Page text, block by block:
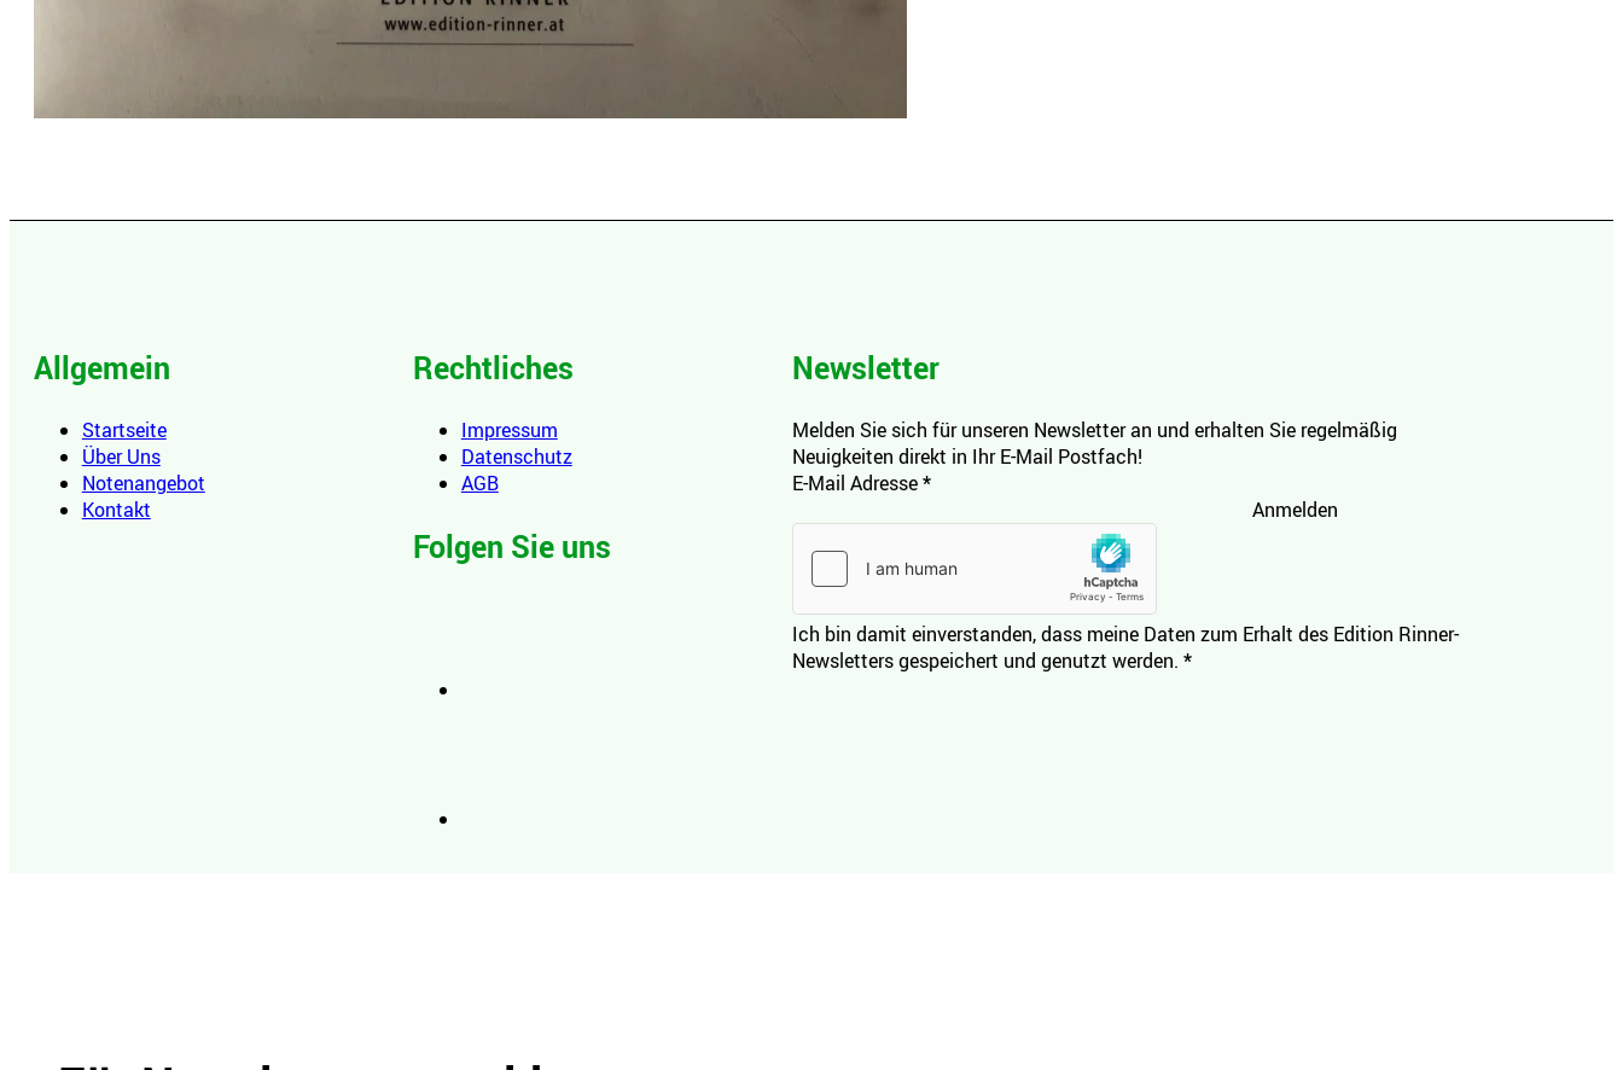
Allgemein
Startseite
Über Uns
Notenangebot
Kontakt
Rechtliches
Impressum
Datenschutz
AGB
Folgen Sie uns
Newsletter
Melden Sie sich für unseren Newsletter an und erhalten Sie regelmäßig
Neuigkeiten direkt in Ihr E-Mail Postfach!
E-Mail Adresse*
Anmelden
Ich bin damit einverstanden, dass meine Daten zum Erhalt des Edition Rinner-
Newsletters gespeichert und genutzt werden. *